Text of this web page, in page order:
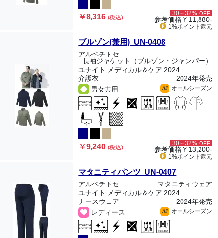
￥8,316(税込)
30～32% OFF
参考価格￥11,880-
1%ポイント 還元
ブルゾン(兼用) UN-0408
アルベチトセ
長袖ジャケット（ブルゾン・ジャンパー）
ユナイト メディカル＆ケア 2024
介護衣
2024年発売
男女共用
All オールシーズン
￥9,240(税込)
30～32% OFF
参考価格￥13,200-
1%ポイント 還元
マタニティパンツ UN-0407
アルベチトセ
マタニティウェア
ユナイト メディカル＆ケア 2024
ナースウェア
2024年発売
レディース
All オールシーズン